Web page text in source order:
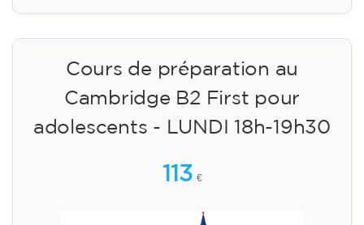
Cours de préparation au
Cambridge B2 First pour
adolescents - LUNDI 18h-19h30
113 €